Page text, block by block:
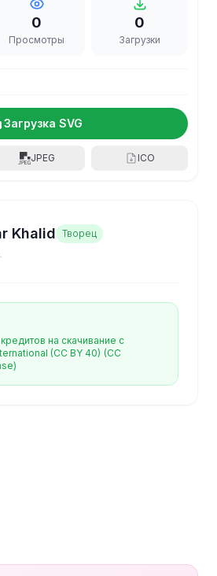
0
Просмотры
0
Загрузки
Загрузка SVG
JPEG ICO
Khalid Творец
на скачивание с
(CC BY 40) (CC